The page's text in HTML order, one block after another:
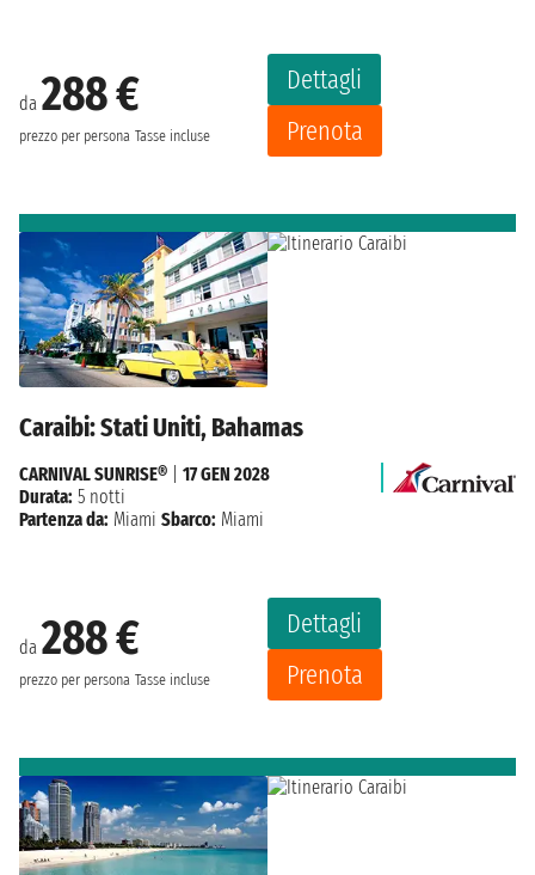
da 288 €
prezzo per persona Tasse incluse
Dettagli
Prenota
Caraibi: Stati Uniti, Bahamas
da 288 €
prezzo per persona Tasse incluse
Dettagli
Prenota
CARNIVAL SUNRISE®
17 GEN 2028
Durata: 5 notti
Partenza da: Miami Sbarco: Miami